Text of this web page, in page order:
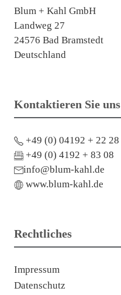
Blum + Kahl GmbH
Landweg 27
24576 Bad Bramstedt
Deutschland
Kontaktieren Sie uns
+49 (0) 04192 + 22 28
+49 (0) 4192 + 83 08
info@blum-kahl.de
www.blum-kahl.de
Rechtliches
Impressum
Datenschutz